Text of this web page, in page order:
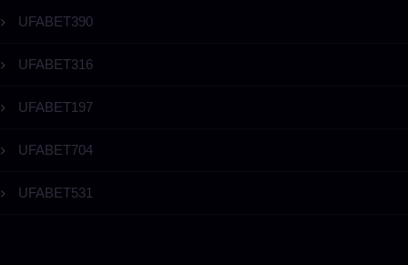
UFABET390
UFABET316
UFABET197
UFABET704
UFABET531